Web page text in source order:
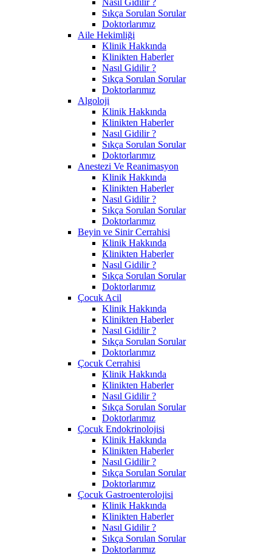
Sıkça Sorulan Sorular
Doktorlarımız
Aile Hekimliği
Klinik Hakkında
Klinikten Haberler
Nasıl Gidilir ?
Sıkça Sorulan Sorular
Doktorlarımız
Algoloji
Klinik Hakkında
Klinikten Haberler
Nasıl Gidilir ?
Sıkça Sorulan Sorular
Doktorlarımız
Anestezi Ve Reanimasyon
Klinik Hakkında
Klinikten Haberler
Nasıl Gidilir ?
Sıkça Sorulan Sorular
Doktorlarımız
Beyin ve Sinir Cerrahisi
Klinik Hakkında
Klinikten Haberler
Nasıl Gidilir ?
Sıkça Sorulan Sorular
Doktorlarımız
Çocuk Acil
Klinik Hakkında
Klinikten Haberler
Nasıl Gidilir ?
Sıkça Sorulan Sorular
Doktorlarımız
Çocuk Cerrahisi
Klinik Hakkında
Klinikten Haberler
Nasıl Gidilir ?
Sıkça Sorulan Sorular
Doktorlarımız
Çocuk Endokrinolojisi
Klinik Hakkında
Klinikten Haberler
Nasıl Gidilir ?
Sıkça Sorulan Sorular
Doktorlarımız
Çocuk Gastroenterolojisi
Klinik Hakkında
Klinikten Haberler
Nasıl Gidilir ?
Sıkça Sorulan Sorular
Doktorlarımız